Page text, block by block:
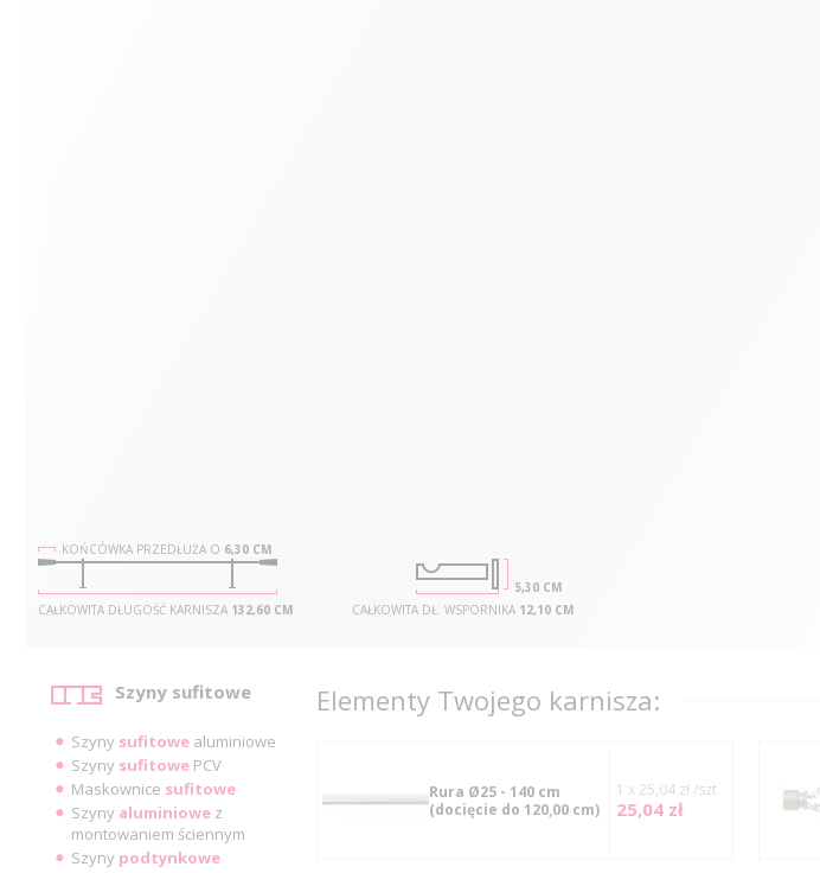
KOŃCÓWKA PRZEDŁUŻA O 6,30 CM
CAŁKOWITA DŁUGOŚĆ KARNISZA 132,60 CM
5,30 CM
CAŁKOWITA DŁ. WSPORNIKA 12,10 CM
Szyny sufitowe
Szyny sufitowe aluminiowe
Szyny sufitowe PCV
Maskownice sufitowe
Szyny aluminiowe z
montowaniem ściennym
Szyny podtynkowe
Elementy Twojego karnisza:
Rura Ø25 - 140 cm
(docięcie do 120,00 cm)
1 x 25,04 zł /szt
25,04 zł